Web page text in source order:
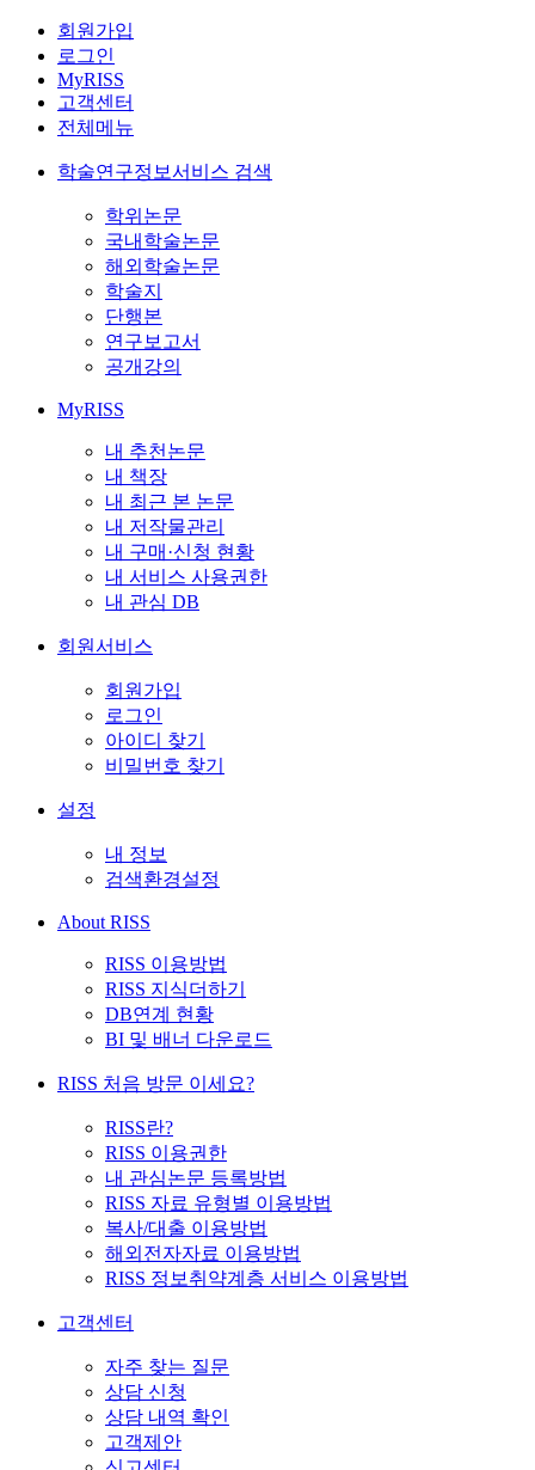
회원가입
로그인
MyRISS
고객센터
전체메뉴
학술연구정보서비스 검색
학위논문
국내학술논문
해외학술논문
학술지
단행본
연구보고서
공개강의
MyRISS
내 추천논문
내 책장
내 최근 본 논문
내 저작물관리
내 구매·신청 현황
내 서비스 사용권한
내 관심 DB
회원서비스
회원가입
로그인
아이디 찾기
비밀번호 찾기
설정
내 정보
검색환경설정
About RISS
RISS 이용방법
RISS 지식더하기
DB연계 현황
BI 및 배너 다운로드
RISS 처음 방문 이세요?
RISS란?
RISS 이용권한
내 관심논문 등록방법
RISS 자료 유형별 이용방법
복사/대출 이용방법
해외전자자료 이용방법
RISS 정보취약계층 서비스 이용방법
고객센터
자주 찾는 질문
상담 신청
상담 내역 확인
고객제안